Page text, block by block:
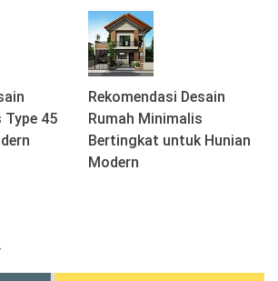
Type 45
Rekomendasi Desain
Rumah Minimalis
Bertingkat untuk Hunian
Modern